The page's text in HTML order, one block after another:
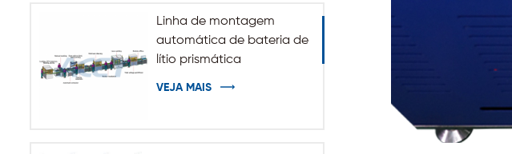
Linha de montagem
automática de bateria de
lítio prismática
VEJA MAIS